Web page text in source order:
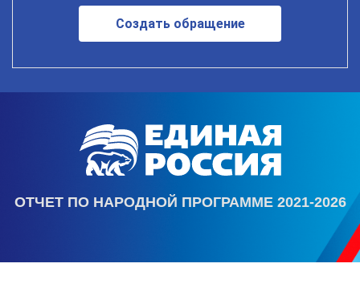
Создать обращение
ОТЧЕТ ПО НАРОДНОЙ ПРОГРАММЕ 2021-2026